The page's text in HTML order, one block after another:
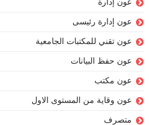
عون إدارة
عون إدارة رئيسى
عون تقني للمكتبات الجامعية
عون حفظ البيانات
عون مكتب
عون وقاية من المستوى الاول
متصرف